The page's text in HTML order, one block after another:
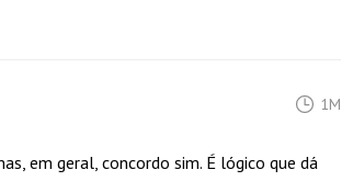
1M
em geral, concordo sim. É lógico que dá